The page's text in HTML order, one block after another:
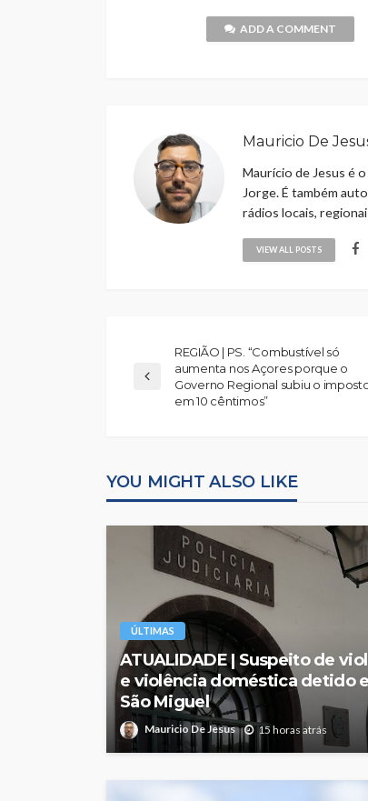
ADD A COMMENT
Mauricio De
Maurício de Jesus é
Jorge. É também
rádios locais,
VIEW ALL POSTS
REGIÃO | PS. “Combustível só
aumenta nos Açores porque o
Governo Regional subiu o
em 10 cêntimos”
YOU MIGHT ALSO LIKE
ÚLTIMAS
ATUALIDADE | Suspeito de
e violência doméstica detido
São Miguel
Mauricio De Jesus 15 horas atrás